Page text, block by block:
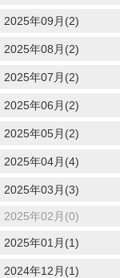
2025年09月(2)
2025年08月(2)
2025年07月(2)
2025年06月(2)
2025年05月(2)
2025年04月(4)
2025年03月(3)
2025年02月(0)
2025年01月(1)
2024年12月(1)